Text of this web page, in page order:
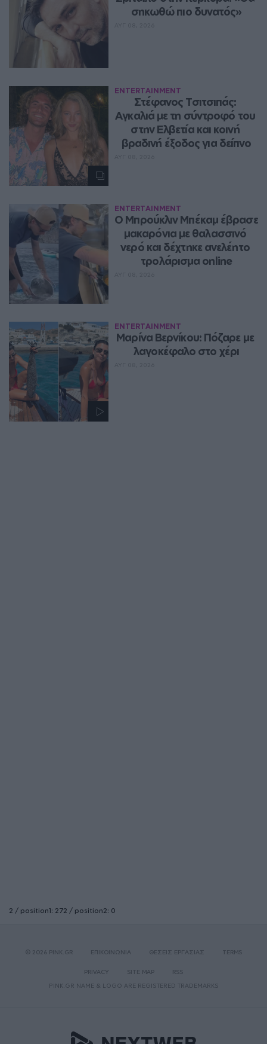
σηκωθώ πιο δυνατός»
ENTERTAINMENT
Στέφανος Τσιτσιπάς:
Αγκαλιά με τη σύντροφό του
στην Ελβετία και κοινή
βραδινή έξοδος για δείπνο
ENTERTAINMENT
Ο Μπρούκλιν Μπέκαμ έβρασε
μακαρόνια με θαλασσινό
νερό και δέχτηκε ανελέητο
τρολάρισμα online
ENTERTAINMENT
Μαρίνα Βερνίκου: Πόζαρε με
λαγοκέφαλο στο χέρι
2 / position1: 272 / position2: 0
© 2026 PINK.GR ΕΠΙΚΟΙΝΩΝΙΑ ΘΕΣΕΙΣ ΕΡΓΑΣΙΑΣ TERMS
PRIVACY SITE MAP
RSS
PINK.GR NAME & LOGO ARE REGISTERED TRADEMARKS